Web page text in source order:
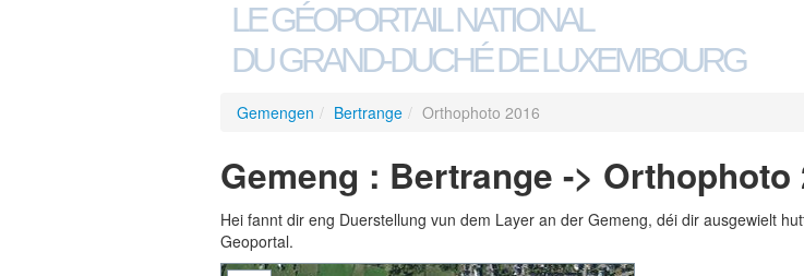
LE GÉOPORTAIL NATIONAL
DU GRAND-DUCHÉ DE LUXEMBOURG
Gemengen / Bertrange / Orthophoto 2016
Gemeng : Bertrange -> Orthophoto
Hei fannt dir eng Duerstellung vun dem Layer an der Gemeng, déi dir ausgewielt
Geoportal.